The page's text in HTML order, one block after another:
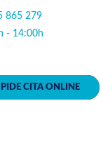
865 279
- 14:00h
PIDE CITA ONLINE